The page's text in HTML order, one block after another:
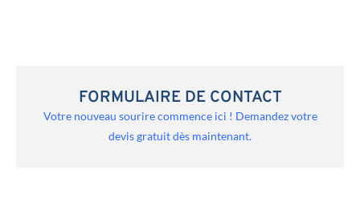
FORMULAIRE DE CONTACT
Votre nouveau sourire commence ici ! Demandez votre
devis gratuit dès maintenant.